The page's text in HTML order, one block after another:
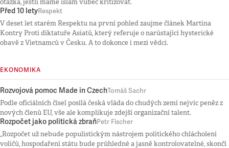
Před 10 letyRespekt
V deset let starém Respektu na první pohled zaujme článek Martina
Kontry Proti diktatuře Asiatů, který referuje o narůstající hysterické
obavě z Vietnamců v Česku. A to dokonce i mezi vědci.
EKONOMIKA
Rozvojová pomoc Made in CzechTomáš Sachr
Podle oficiálních čísel posílá česká vláda do chudých zemí nejvíc peněz z
nových členů EU, vše ale komplikuje zdejší organizační talent.
Rozpočet jako politická zbraňPetr Fischer
„Rozpočet už nebude populistickým nástrojem politického chlácholení
voličů, hospodaření státu bude průhledné a jasně kontrolovatelné, skončí